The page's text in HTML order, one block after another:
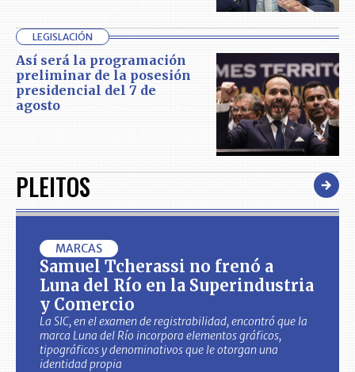
LEGISLACIÓN
Así será la programación
preliminar de la posesión
presidencial del 7 de
agosto
PLEITOS
MARCAS
Samuel Tcherassi no frenó a
Luna del Río en la Superindustria
y Comercio
La SIC, en el examen de registrabilidad, encontró que la
marca Luna del Río incorpora elementos gráficos,
tipográficos y denominativos que le otorgan una
identidad propia